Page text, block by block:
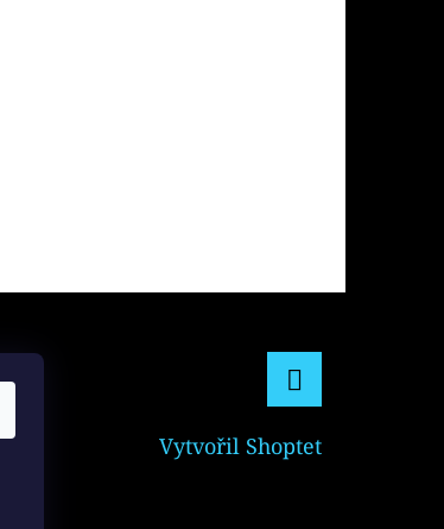
Vytvořil Shoptet